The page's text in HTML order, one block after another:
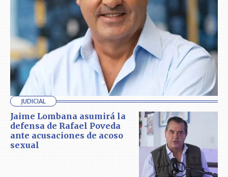
JUDICIAL
Jaime Lombana asumirá la
defensa de Rafael Poveda
ante acusaciones de acoso
sexual